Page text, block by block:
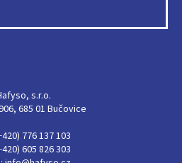
s.r.o.
685 01 Bučovice
776 137 103
605 826 303